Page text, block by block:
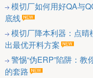
模切厂如何用好QA与
底线
模切厂降本利器：点
出最优开料方案
警惕“伪ERP”陷阱：
的套路